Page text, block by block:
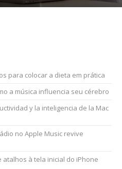
para colocar a dieta em prática
a música influencia seu cérebro
y la inteligencia de la Mac
no Apple Music revive
à tela inicial do iPhone